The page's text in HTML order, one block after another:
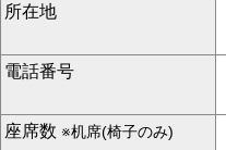
所在地
電話番号
座席数 ※机席(椅子のみ)